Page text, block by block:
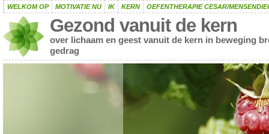
WELKOM OP MOTIVATIE NU IK KERN OEFENTHERAPIE CESAR/
Gezond vanuit de kern
over lichaam en geest vanuit de kern in beweging
gedrag